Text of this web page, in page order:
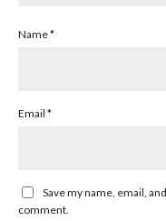
Name*
Email *
Save my name, email,
comment.